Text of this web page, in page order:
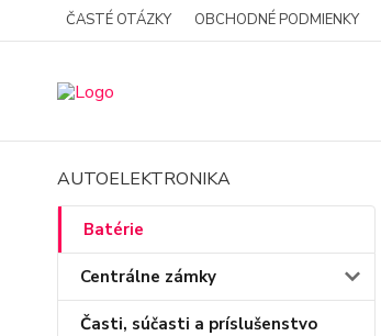
ČASTÉ OTÁZKY OBCHODNÉ PODMIENKY
AUTOELEKTRONIKA
Batérie
Centrálne zámky
Časti, súčasti a príslušenstvo